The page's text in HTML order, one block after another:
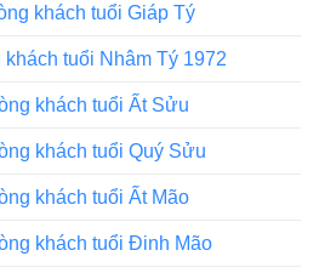
khách tuổi Giáp Tý
tuổi Nhâm Tý 1972
khách tuổi Ất Sửu
khách tuổi Quý Sửu
khách tuổi Ất Mão
khách tuổi Đinh Mão